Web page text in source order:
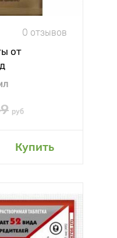
0 отзывов
от
руб
Купить